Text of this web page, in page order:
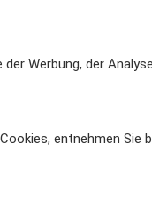
Werbung, der
entnehmen Sie